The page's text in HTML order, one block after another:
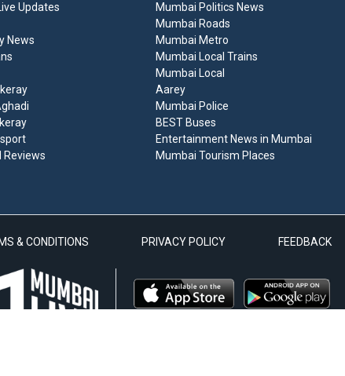
Updates
News
Reviews
Mumbai Politics News
Mumbai Roads
Mumbai Metro
Mumbai Local Trains
Mumbai Local
Aarey
Mumbai Police
BEST Buses
Entertainment News in Mumbai
Mumbai Tourism Places
& CONDITIONS PRIVACY POLICY FEEDBACK